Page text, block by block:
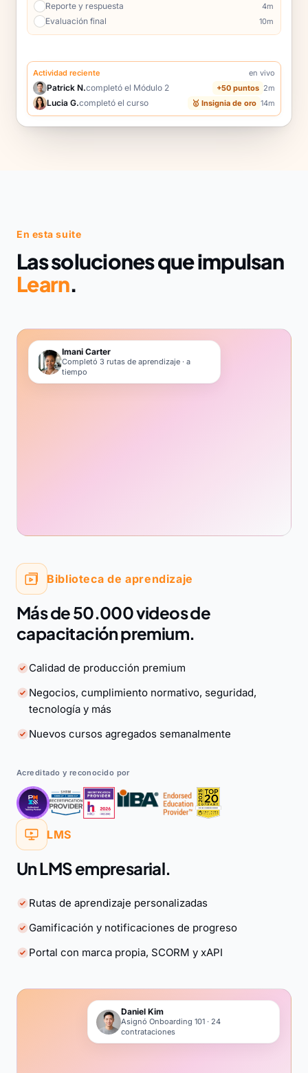
Reporte y respuesta 4m
Evaluación final 10m
Actividad reciente en vivo
Patrick N.completó el Módulo 2 +50 puntos 2m
Lucia G.completó el curso 🥇 Insignia de oro 14m
En esta suite
Las soluciones que impulsan
Learn.
Imani Carter
Completó 3 rutas de aprendizaje · a
tiempo
Biblioteca de aprendizaje
Más de 50.000 videos de
capacitación premium.
Calidad de producción premium
Negocios, cumplimiento normativo, seguridad,
tecnología y más
Nuevos cursos agregados semanalmente
Acreditado y reconocido por
LMS
Un LMS empresarial.
Rutas de aprendizaje personalizadas
Gamificación y notificaciones de progreso
Portal con marca propia, SCORM y xAPI
Daniel Kim
Asignó Onboarding 101 · 24
contrataciones